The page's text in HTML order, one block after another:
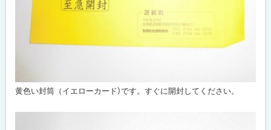
黄色い封筒（イエローカード）です。すぐに開封してください。